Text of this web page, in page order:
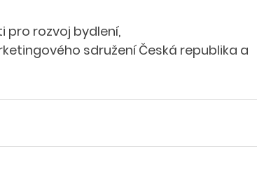
pro rozvoj bydlení,
sdružení Česká republika a